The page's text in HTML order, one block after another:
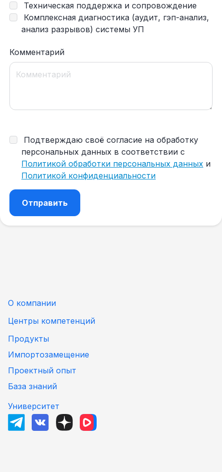
Техническая поддержка и сопровождение
Комплексная диагностика (аудит, гэп-анализ,
анализ разрывов) системы УП
Комментарий
Подтверждаю своё согласие на обработку
персональных данных в соответствии с
Политикой обработки персональных данных и
Политикой конфиденциальности
О компании
Центры компетенций
Продукты
Импортозамещение
Проектный опыт
База знаний
Университет